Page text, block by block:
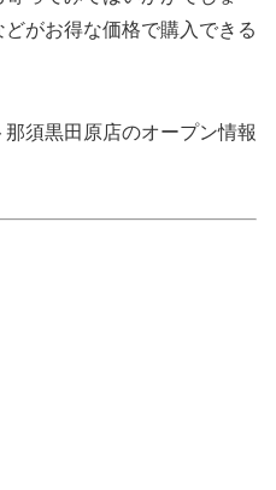
がお得な価格で購入できる
須黒田原店のオープン情報